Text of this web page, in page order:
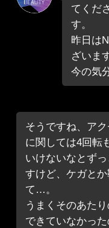
てくだ
す。
昨日は
ざいま
今の気
そうですね、ア
に関しては4回転
いけないなとず
すけど、ケガと
て…。
うまくそのあた
できていなかっ